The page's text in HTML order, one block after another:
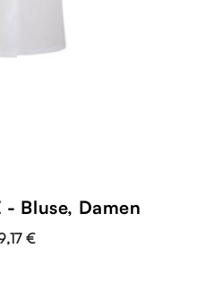
- Bluse, Damen
€